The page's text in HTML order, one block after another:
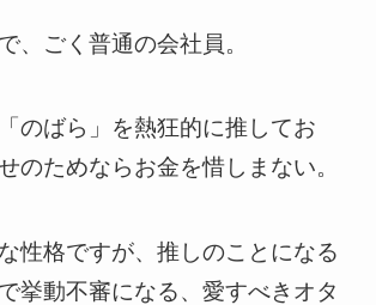
、ごく普通の会社員。
のばら」を熱狂的に推してお
のためならお金を惜しまない。
性格ですが、推しのことになる
挙動不審になる、愛すべきオタ